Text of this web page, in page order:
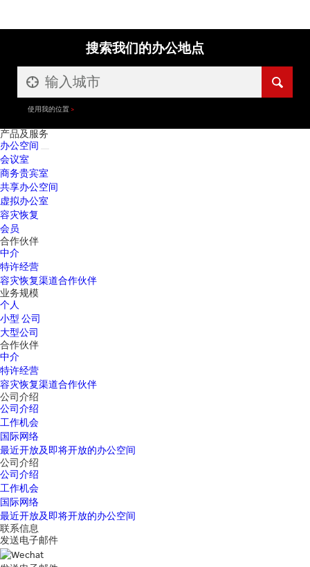
搜索我们的办公地点
使用我的位置
产品及服务
办公空间
会议室
商务贵宾室
共享办公空间
虚拟办公室
容灾恢复
会员
合作伙伴
中介
特许经营
容灾恢复渠道合作伙伴
业务规模
个人
小型 公司
大型公司
合作伙伴
中介
特许经营
容灾恢复渠道合作伙伴
公司介绍
公司介绍
工作机会
国际网络
最近开放及即将开放的办公空间
公司介绍
公司介绍
工作机会
国际网络
最近开放及即将开放的办公空间
联系信息
发送电子邮件